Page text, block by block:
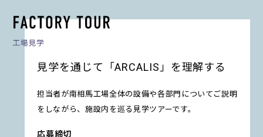
見学を通じて「ARCALIS」を理解する
担当者が南相馬工場全体の設備や各部門についてご説明
をしながら、施設内を巡る見学ツアーです。
応募締切